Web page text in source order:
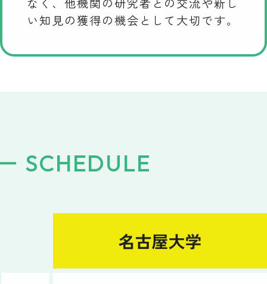
い知見の獲得の機会として大切です。
SCHEDULE